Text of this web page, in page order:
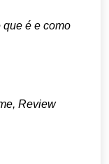
que é e como
Review